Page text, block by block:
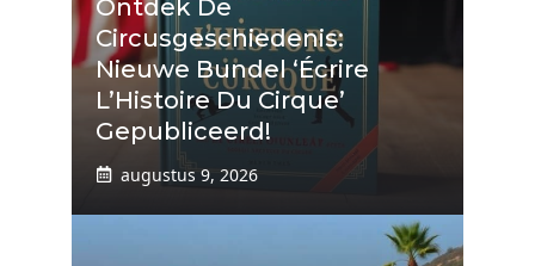
Ontdek De
Circusgeschiedenis:
Nieuwe Bundel ‘Écrire
L’Histoire Du Cirque’
Gepubliceerd!
augustus 9, 2026